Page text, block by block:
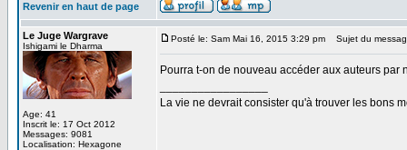
Revenir en haut de page
Le Juge Wargrave
Ishigami le Dharma
Age: 41
Inscrit le: 17 Oct 2012
Messages: 9081
Localisation: Hexagone
Posté le: Sam Mai 16, 2015 3:29 pm Sujet du
Pourra t-on de nouveau accéder aux auteurs par
La vie ne devrait consister qu'à trouver les bons